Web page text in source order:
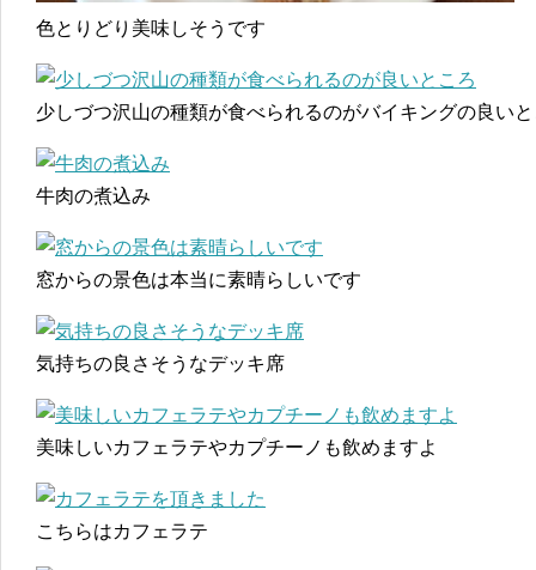
色とりどり美味しそうです
少しづつ沢山の種類が食べられるのがバイキングの良い
牛肉の煮込み
窓からの景色は本当に素晴らしいです
気持ちの良さそうなデッキ席
美味しいカフェラテやカプチーノも飲めますよ
こちらはカフェラテ